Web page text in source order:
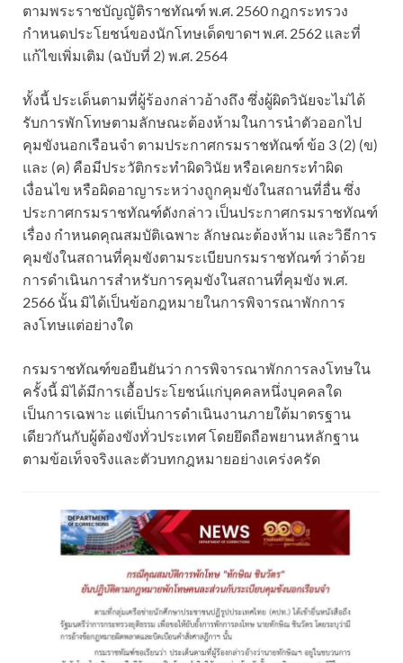
ตามพระราชบัญญัติราชทัณฑ์ พ.ศ. 2560 กฎกระทรวง
กำหนดประโยชน์ของนักโทษเด็ดขาดฯ พ.ศ. 2562 และที่
แก้ไขเพิ่มเติม (ฉบับที่ 2) พ.ศ. 2564
ทั้งนี้ ประเด็นตามที่ผู้ร้องกล่าวอ้างถึง ซึ่งผู้ผิดวินัยจะไม่ได้
รับการพักโทษตามลักษณะต้องห้ามในการนำตัวออกไป
คุมขังนอกเรือนจำ ตามประกาศกรมราชทัณฑ์ ข้อ 3 (2) (ข)
และ (ค) คือมีประวัติกระทำผิดวินัย หรือเคยกระทำผิด
เงื่อนไข หรือผิดอาญาระหว่างถูกคุมขังในสถานที่อื่น ซึ่ง
ประกาศกรมราชทัณฑ์ดังกล่าว เป็นประกาศกรมราชทัณฑ์
เรื่อง กำหนดคุณสมบัติเฉพาะ ลักษณะต้องห้าม และวิธีการ
คุมขังในสถานที่คุมขังตามระเบียบกรมราชทัณฑ์ ว่าด้วย
การดำเนินการสำหรับการคุมขังในสถานที่คุมขัง พ.ศ.
2566 นั้น มิได้เป็นข้อกฎหมายในการพิจารณาพักการ
ลงโทษแต่อย่างใด
กรมราชทัณฑ์ขอยืนยันว่า การพิจารณาพักการลงโทษใน
ครั้งนี้ มิได้มีการเอื้อประโยชน์แก่บุคคลหนึ่งบุคคลใด
เป็นการเฉพาะ แต่เป็นการดำเนินงานภายใต้มาตรฐาน
เดียวกันกับผู้ต้องขังทั่วประเทศ โดยยึดถือพยานหลักฐาน
ตามข้อเท็จจริงและตัวบทกฎหมายอย่างเคร่งครัด